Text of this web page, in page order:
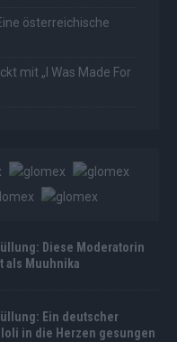
österreichische
mit „I Was Made For
Diese Moderatorin
als Muuhnika
Ein deutscher
in die Herzen gesungen